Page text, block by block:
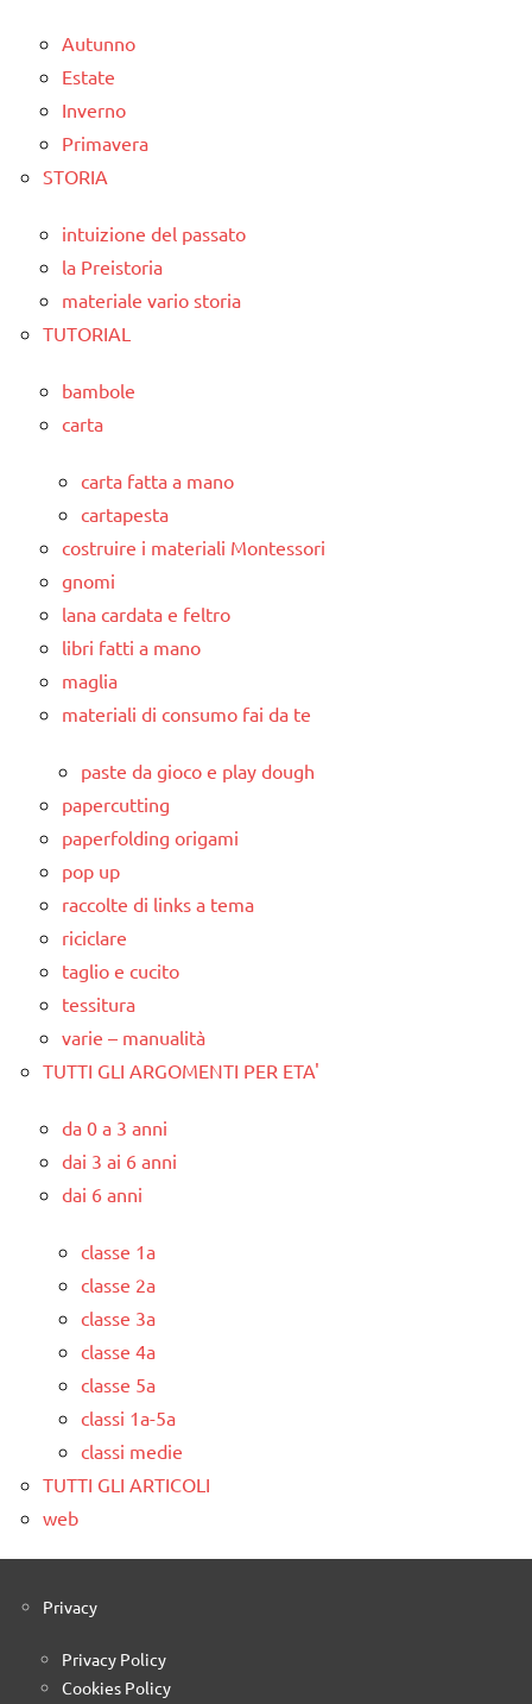
Autunno
Estate
Inverno
Primavera
STORIA
intuizione del passato
la Preistoria
materiale vario storia
TUTORIAL
bambole
carta
carta fatta a mano
cartapesta
costruire i materiali Montessori
gnomi
lana cardata e feltro
libri fatti a mano
maglia
materiali di consumo fai da te
paste da gioco e play dough
papercutting
paperfolding origami
pop up
raccolte di links a tema
riciclare
taglio e cucito
tessitura
varie – manualità
TUTTI GLI ARGOMENTI PER ETA'
da 0 a 3 anni
dai 3 ai 6 anni
dai 6 anni
classe 1a
classe 2a
classe 3a
classe 4a
classe 5a
classi 1a-5a
classi medie
TUTTI GLI ARTICOLI
web
Privacy
Privacy Policy
Cookies Policy